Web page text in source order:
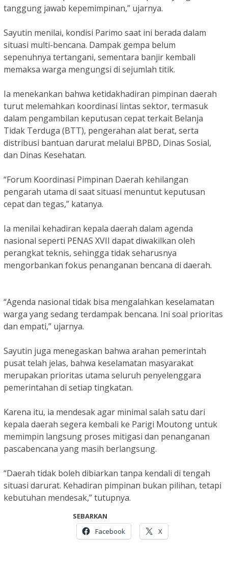
tanggung jawab kepemimpinan,” ujarnya.
Sayutin menilai, kondisi Parimo saat ini berada dalam
situasi multi-bencana. Dampak gempa belum
sepenuhnya tertangani, sementara banjir kembali
memaksa warga mengungsi di sejumlah titik.
Ia menekankan bahwa ketidakhadiran pimpinan daerah
turut melemahkan koordinasi lintas sektor, termasuk
dalam pengambilan keputusan cepat terkait Belanja
Tidak Terduga (BTT), pengerahan alat berat, serta
distribusi bantuan darurat melalui BPBD, Dinas Sosial,
dan Dinas Kesehatan.
“Forum Koordinasi Pimpinan Daerah kehilangan
pengarah utama di saat situasi menuntut keputusan
cepat dan tegas,” katanya.
Ia menilai kehadiran kepala daerah dalam agenda
nasional seperti PENAS XVII dapat diwakilkan oleh
perangkat teknis, sehingga tidak seharusnya
mengorbankan fokus penanganan bencana di daerah.
“Agenda nasional tidak bisa mengalahkan keselamatan
warga yang sedang terdampak bencana. Ini soal prioritas
dan empati,” ujarnya.
Sayutin juga menegaskan bahwa arahan pemerintah
pusat telah jelas, bahwa keselamatan masyarakat
merupakan prioritas utama seluruh penyelenggara
pemerintahan di setiap tingkatan.
Karena itu, ia mendesak agar minimal salah satu dari
kepala daerah segera kembali ke Parigi Moutong untuk
memimpin langsung proses mitigasi dan penanganan
pascabencana yang masih berlangsung.
“Daerah tidak boleh dibiarkan tanpa kendali di tengah
situasi darurat. Kehadiran pimpinan bukan pilihan, tetapi
kebutuhan mendesak,” tutupnya.
SEBARKAN
Facebook
X